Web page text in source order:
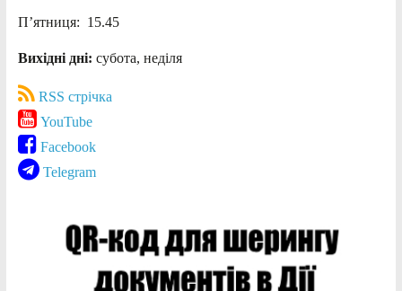
П’ятниця: 15.45
Вихідні дні: субота, неділя
RSS стрічка
YouTube
Facebook
Telegram